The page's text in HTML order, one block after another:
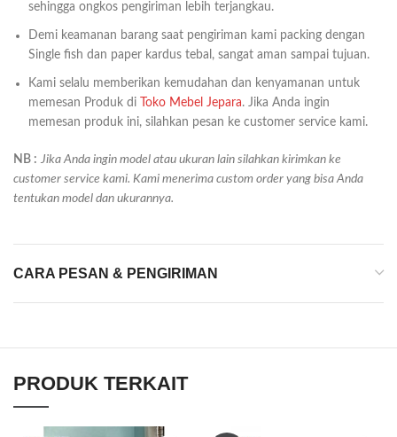
sehingga ongkos pengiriman lebih terjangkau.
Demi keamanan barang saat pengiriman kami packing dengan
Single fish dan paper kardus tebal, sangat aman sampai tujuan.
Kami selalu memberikan kemudahan dan kenyamanan untuk
memesan Produk di
Toko Mebel Jepara. Jika Anda ingin
memesan produk ini, silahkan pesan ke customer service kami.
NB : Jika Anda ingin model atau ukuran lain silahkan kirimkan ke
customer service kami. Kami menerima custom order yang bisa Anda
tentukan model dan ukurannya.
CARA PESAN & PENGIRIMAN
PRODUK TERKAIT